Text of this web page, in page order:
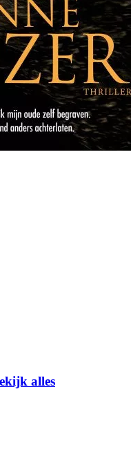
alles